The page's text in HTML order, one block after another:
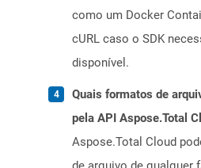
como um Docker
cURL caso o SDK
disponível.
Quais formatos de
pela API Aspose.Total
Aspose.Total Cloud